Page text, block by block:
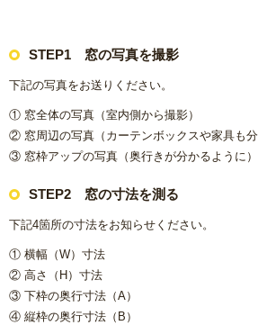
ガス給湯器/エコジョーズ・電気温水器/エコキ
クロス（壁紙）張り替えリフォーム
【リフォーム】よくあるご質問
方
リフォームで意外に高額になる理由と費用を抑
STEP1 窓の写真を撮影
下記の写真をお送りください。
① 窓全体の写真（室内側から撮影）
② 窓周辺の写真（カーテンボックスや家具も分
③ 窓枠アップの写真（奥行きが分かるように）
STEP2 窓の寸法を測る
下記4箇所の寸法をお知らせください。
① 横幅（W）寸法
② 高さ（H）寸法
③ 下枠の奥行寸法（A）
④ 縦枠の奥行寸法（B）